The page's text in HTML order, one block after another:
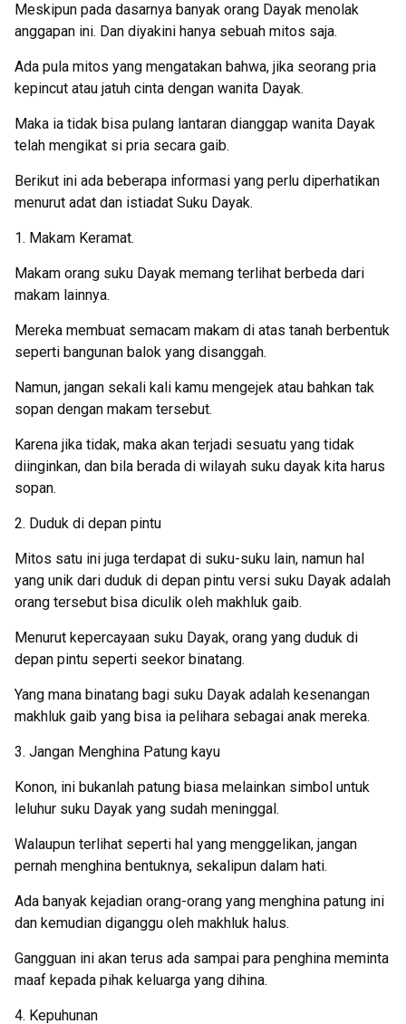
Meskipun pada dasarnya banyak orang Dayak menolak
anggapan ini. Dan diyakini hanya sebuah mitos saja.
Ada pula mitos yang mengatakan bahwa, jika seorang pria
kepincut atau jatuh cinta dengan wanita Dayak.
Maka ia tidak bisa pulang lantaran dianggap wanita Dayak
telah mengikat si pria secara gaib.
Berikut ini ada beberapa informasi yang perlu diperhatikan
menurut adat dan istiadat Suku Dayak.
1. Makam Keramat.
Makam orang suku Dayak memang terlihat berbeda dari
makam lainnya.
Mereka membuat semacam makam di atas tanah berbentuk
seperti bangunan balok yang disanggah.
Namun, jangan sekali kali kamu mengejek atau bahkan tak
sopan dengan makam tersebut.
Karena jika tidak, maka akan terjadi sesuatu yang tidak
diinginkan, dan bila berada di wilayah suku dayak kita harus
sopan.
2. Duduk di depan pintu
Mitos satu ini juga terdapat di suku-suku lain, namun hal
yang unik dari duduk di depan pintu versi suku Dayak adalah
orang tersebut bisa diculik oleh makhluk gaib.
Menurut kepercayaan suku Dayak, orang yang duduk di
depan pintu seperti seekor binatang.
Yang mana binatang bagi suku Dayak adalah kesenangan
makhluk gaib yang bisa ia pelihara sebagai anak mereka.
3. Jangan Menghina Patung kayu
Konon, ini bukanlah patung biasa melainkan simbol untuk
leluhur suku Dayak yang sudah meninggal.
Walaupun terlihat seperti hal yang menggelikan, jangan
pernah menghina bentuknya, sekalipun dalam hati.
Ada banyak kejadian orang-orang yang menghina patung ini
dan kemudian diganggu oleh makhluk halus.
Gangguan ini akan terus ada sampai para penghina meminta
maaf kepada pihak keluarga yang dihina.
4. Kepuhunan